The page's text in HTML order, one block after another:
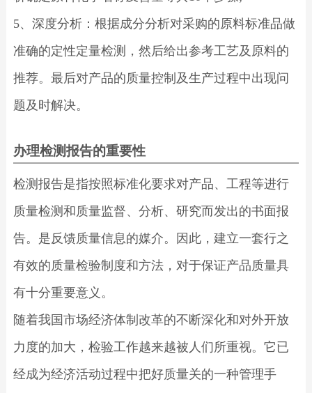
5、深度分析：根据成分分析对采购的原料标准品做
准确的定性定量检测，然后给出参考工艺及原料的
推荐。最后对产品的质量控制及生产过程中出现问
题及时解决。
办理检测报告的重要性
检测报告是指按照标准化要求对产品、工程等进行
质量检测和质量监督、分析、研究而发出的书面报
告。是反馈质量信息的媒介。因此，建立一套行之
有效的质量检验制度和方法，对于保证产品质量具
有十分重要意义。
随着我国市场经济体制改革的不断深化和对外开放
力度的加大，检验工作越来越被人们所重视。它已
经成为经济活动过程中把好质量关的一种管理手